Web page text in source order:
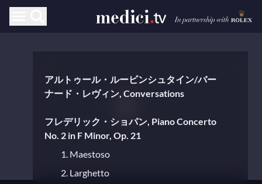
アルトゥール・ルービンシュタイン/バー
ナード・レヴィン, Conversations
フレデリック・ショパン, Piano Concerto
No. 2 in F Minor, Op. 21
1. Maestoso
2. Larghetto